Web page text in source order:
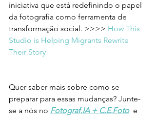
iniciativa que está redefinindo o papel
da fotografia como ferramenta de
transformação social. >>>> How This
Studio is Helping Migrants Rewrite
Their Story
Quer saber mais sobre como se
preparar para essas mudanças? Junte-
se a nós no Fotograf.IA + C.E.Foto e